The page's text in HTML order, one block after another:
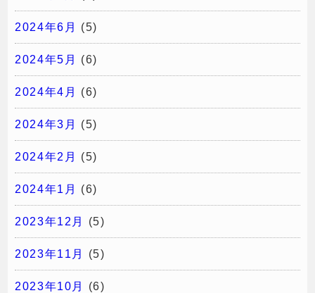
2024年6月 (5)
2024年5月 (6)
2024年4月 (6)
2024年3月 (5)
2024年2月 (5)
2024年1月 (6)
2023年12月 (5)
2023年11月 (5)
2023年10月 (6)